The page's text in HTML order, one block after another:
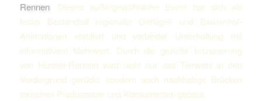
Rennen. Dieses außergewöhnliche Event hat sich als
fester Bestandteil regionaler Geflügel- und Bauernhof-
Animationen etabliert und verbindet Unterhaltung mit
informativem Mehrwert. Durch die gezielte Inszenierung
von Hühner-Rennen wird nicht nur das Tierwohl in den
Vordergrund gerückt, sondern auch nachhaltige Brücken
zwischen Produzenten und Konsumenten gebaut.